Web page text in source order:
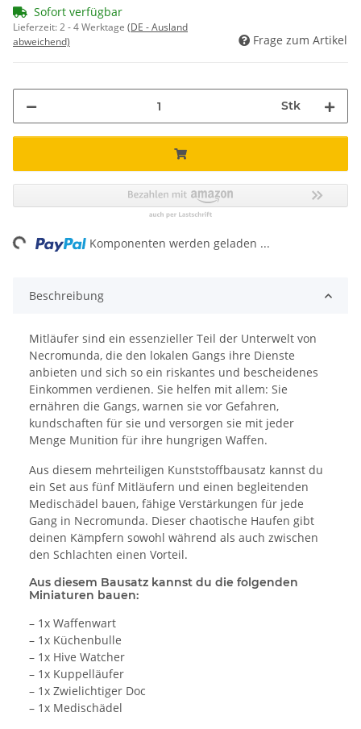
Sofort verfügbar
Lieferzeit:2 - 4 Werktage (DE - Ausland
abweichend)
Frage zum Artikel
Stk
Komponenten werden geladen ...
Beschreibung
Mitläufer sind ein essenzieller Teil der Unterwelt von
Necromunda, die den lokalen Gangs ihre Dienste
anbieten und sich so ein riskantes und bescheidenes
Einkommen verdienen. Sie helfen mit allem: Sie
ernähren die Gangs, warnen sie vor Gefahren,
kundschaften für sie und versorgen sie mit jeder
Menge Munition für ihre hungrigen Waffen.
Aus diesem mehrteiligen Kunststoffbausatz kannst du
ein Set aus fünf Mitläufern und einen begleitenden
Medischädel bauen, fähige Verstärkungen für jede
Gang in Necromunda. Dieser chaotische Haufen gibt
deinen Kämpfern sowohl während als auch zwischen
den Schlachten einen Vorteil.
Aus diesem Bausatz kannst du die folgenden
Miniaturen bauen:
– 1x Waffenwart
– 1x Küchenbulle
– 1x Hive Watcher
– 1x Kuppelläufer
– 1x Zwielichtiger Doc
– 1x Medischädel